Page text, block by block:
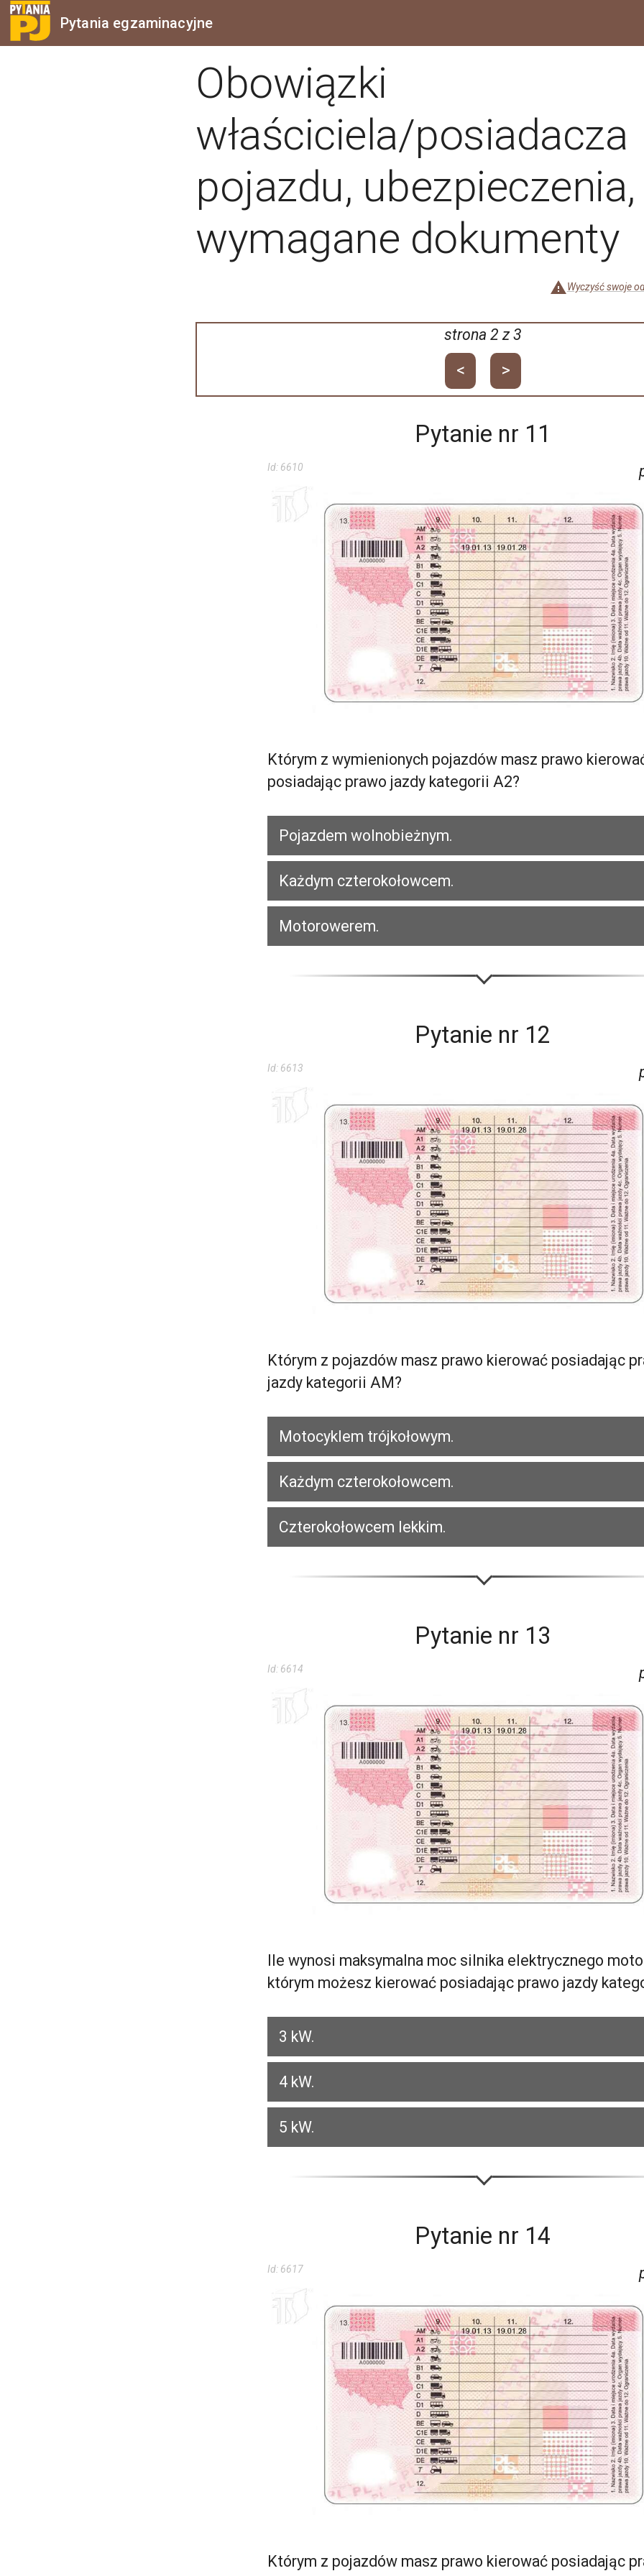
Pytania egzaminacyjne
Obowiązki
właściciela/posiadacza
pojazdu, ubezpieczenia,
wymagane dokumenty
Wyczyść swoje
strona 2 z 3
< >
Pytanie nr 11
Id: 6610
Którym z wymienionych pojazdów masz prawo
posiadając prawo jazdy kategorii A2?
Pojazdem wolnobieżnym.
Każdym czterokołowcem.
Motorowerem.
Pytanie nr 12
Id: 6613
Którym z pojazdów masz prawo kierować posiadając
jazdy kategorii AM?
Motocyklem trójkołowym.
Każdym czterokołowcem.
Czterokołowcem lekkim.
Pytanie nr 13
Id: 6614
Ile wynosi maksymalna moc silnika elektrycznego
którym możesz kierować posiadając prawo jazdy
3 kW.
4 kW.
5 kW.
Pytanie nr 14
Id: 6617
Którym z pojazdów masz prawo kierować posiadając